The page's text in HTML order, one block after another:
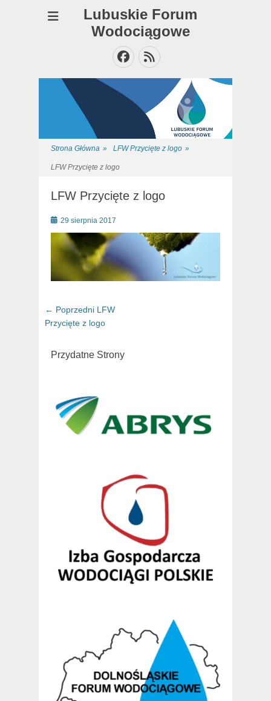
Lubuskie Forum
Wodociągowe
Facebook
Feed
Strona Główna » LFW Przycięte z logo »
LFW Przycięte z logo
LFW Przycięte z logo
Posted
on
29 sierpnia 2017
Nawigacja
wpisu
← Poprzedni Poprzedni
artykuł:
LFW
Przycięte z logo
Przydatne Strony